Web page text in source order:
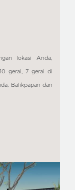
lokasi Anda,
gerai, 7 gerai di
Balikpapan dan